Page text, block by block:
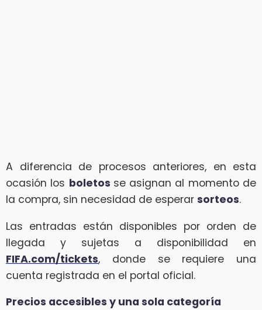
A diferencia de procesos anteriores, en esta
ocasión los boletos se asignan al momento de
la compra, sin necesidad de esperar sorteos.
Las entradas están disponibles por orden de
llegada y sujetas a disponibilidad en
FIFA.com/tickets, donde se requiere una
cuenta registrada en el portal oficial.
Precios accesibles y una sola categoría